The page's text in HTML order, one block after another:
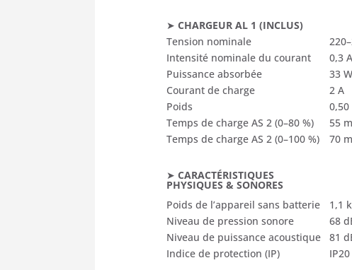
➤CHARGEUR AL 1 (INCLUS)
Tension nominale
Intensité nominale du courant
0,3 A
Puissance absorbée
33 W
Courant de charge
2 A
Poids
0,50
Temps de charge AS 2 (0–80 %)
55
Temps de charge AS 2 (0–100 %)
70
➤CARACTÉRISTIQUES
PHYSIQUES & SONORES
Poids de l’appareil sans batterie
1,1
Niveau de pression sonore
68
Niveau de puissance acoustique
81
Indice de protection (IP)
IP20